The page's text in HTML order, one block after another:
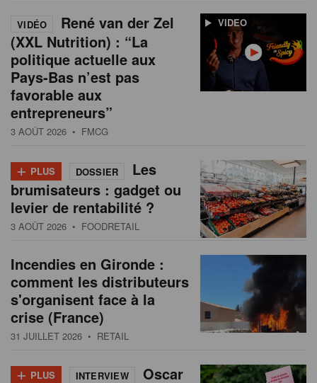
VIDEO
VIDÉO
René van der Zel
(XXL Nutrition) : “La
politique actuelle aux
Pays-Bas n’est pas
favorable aux
entrepreneurs”
3 AOÛT 2026 • FMCG
+ PLUS DOSSIER
Les
brumisateurs : gadget ou
levier de rentabilité ?
3 AOÛT 2026 • FOODRETAIL
Incendies en Gironde :
comment les distributeurs
s'organisent face à la
crise (France)
31 JUILLET 2026 • RETAIL
+ PLUS INTERVIEW Oscar